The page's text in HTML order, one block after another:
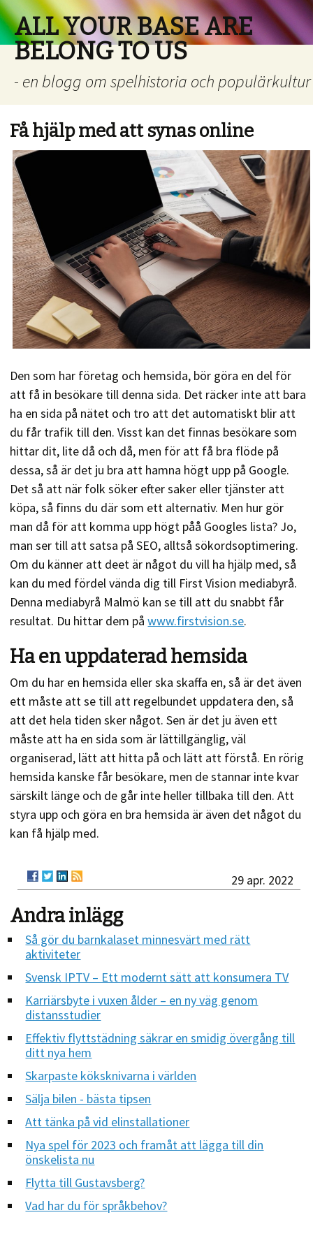
ALL YOUR BASE ARE
BELONG TO US
- en blogg om spelhistoria och populärkultur
Få hjälp med att synas online
Den som har företag och hemsida, bör göra en del för
att få in besökare till denna sida. Det räcker inte att bara
ha en sida på nätet och tro att det automatiskt blir att
du får trafik till den. Visst kan det finnas besökare som
hittar dit, lite då och då, men för att få bra flöde på
dessa, så är det ju bra att hamna högt upp på Google.
Det så att när folk söker efter saker eller tjänster att
köpa, så finns du där som ett alternativ. Men hur gör
man då för att komma upp högt påå Googles lista? Jo,
man ser till att satsa på SEO, alltså sökordsoptimering.
Om du känner att deet är något du vill ha hjälp med, så
kan du med fördel vända dig till First Vision mediabyrå.
Denna mediabyrå Malmö kan se till att du snabbt får
resultat. Du hittar dem påwww.firstvision.se.
Ha en uppdaterad hemsida
Om du har en hemsida eller ska skaffa en, så är det även
ett måste att se till att regelbundet uppdatera den, så
att det hela tiden sker något. Sen är det ju även ett
måste att ha en sida som är lättillgänglig, väl
organiserad, lätt att hitta på och lätt att förstå. En rörig
hemsida kanske får besökare, men de stannar inte kvar
särskilt länge och de går inte heller tillbaka till den. Att
styra upp och göra en bra hemsida är även det något du
kan få hjälp med.
29 apr. 2022
Andra inlägg
Så gör du barnkalaset minnesvärt med rätt
aktiviteter
Svensk IPTV – Ett modernt sätt att konsumera TV
Karriärsbyte i vuxen ålder – en ny väg genom
distansstudier
Effektiv flyttstädning säkrar en smidig övergång till
ditt nya hem
Skarpaste köksknivarna i världen
Sälja bilen - bästa tipsen
Att tänka på vid elinstallationer
Nya spel för 2023 och framåt att lägga till din
önskelista nu
Flytta till Gustavsberg?
Vad har du för språkbehov?